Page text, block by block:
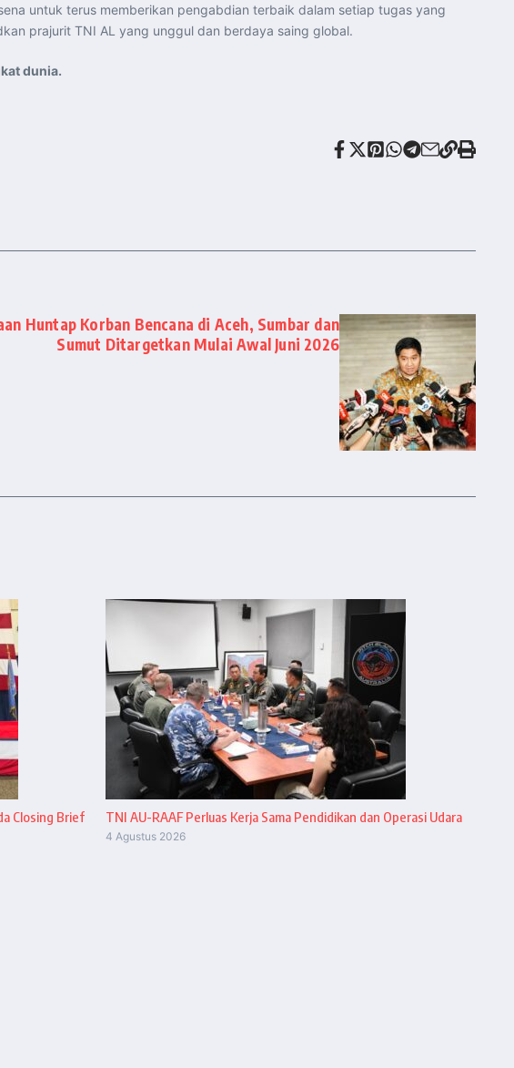
untuk terus memberikan pengabdian terbaik dalam setiap tugas yang
prajurit TNI AL yang unggul dan berdaya saing global.
dunia.
Huntap Korban Bencana di Aceh, Sumbar dan
Sumut Ditargetkan Mulai Awal Juni 2026
Closing Brief
TNI AU-RAAF Perluas Kerja Sama Pendidikan dan Operasi Udara
4 Agustus 2026